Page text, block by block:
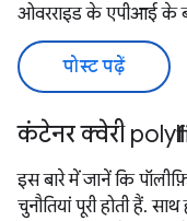
ओवरराइड के एपीआई के
पोस्ट पढ़ें
कंटेनर क्वेरी
इस बारे में जानें कि
चुनौतियां पूरी होती हैं.